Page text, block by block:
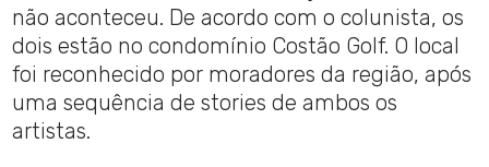
não aconteceu. De acordo com o colunista, os
dois estão no condomínio Costão Golf. O local
foi reconhecido por moradores da região, após
uma sequência de stories de ambos os
artistas.